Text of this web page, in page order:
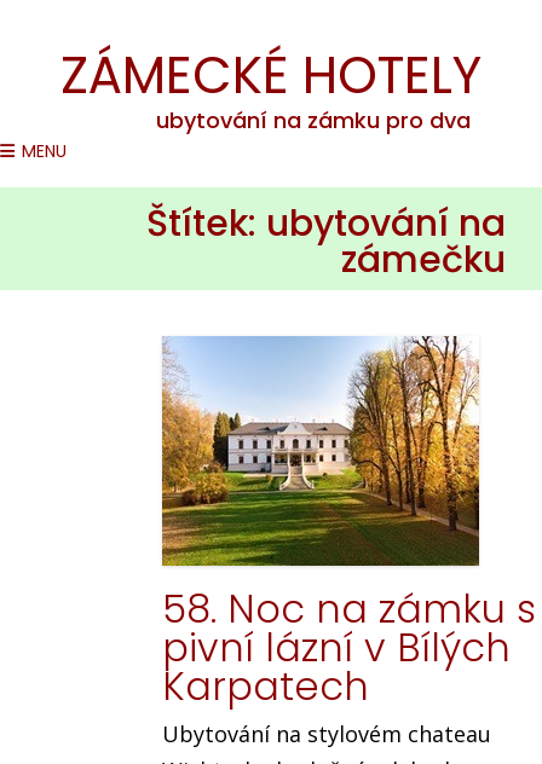
ZÁMECKÉ HOTELY
ubytování na zámku pro dva
MENU
Štítek: ubytování na
zámečku
58. Noc na zámku s
pivní lázní v Bílých
Karpatech
Ubytování na stylovém chateau